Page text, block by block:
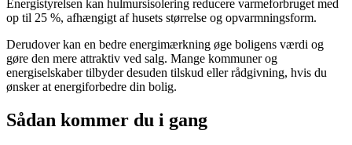
Energistyrelsen kan hulmursisolering reducere varmeforbruget med
op til 25 %, afhængigt af husets størrelse og opvarmningsform.
Derudover kan en bedre energimærkning øge boligens værdi og
gøre den mere attraktiv ved salg. Mange kommuner og
energiselskaber tilbyder desuden tilskud eller rådgivning, hvis du
ønsker at energiforbedre din bolig.
Sådan kommer du i gang